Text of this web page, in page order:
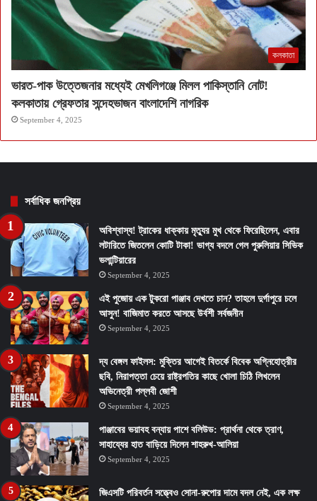
কলকাতা
ভারত-পাক উত্তেজনার মধ্যেই মেখলিগঞ্জে মিলল পাকিস্তানি নোট!
কলকাতায় গ্রেফতার সন্দেহভাজন বাংলাদেশি নাগরিক
September 4, 2025
সর্বাধিক জনপ্রিয়
অবিশ্বাস্য! ট্রাকের ধাক্কায় মৃত্যুর মুখ থেকে ফিরেছিলেন, এবার
লটারিতে জিতলেন কোটি টাকা! ভাগ্য বদলে গেল পুরুলিয়ার সিভিক
ভলান্টিয়ারের
September 4, 2025
এই পুজোয় এক টুকরো পাঞ্জাব দেখতে চান? তাহলে দুর্গাপুরে চলে
আসুন! বাজিমাত করতে আসছে উর্বশী সর্বজনীন
September 4, 2025
দ্য বেঙ্গল ফাইলস: মুক্তির আগেই বিতর্কে বিবেক অগ্নিহোত্রীর
ছবি, নিরাপত্তা চেয়ে রাষ্ট্রপতির কাছে খোলা চিঠি লিখলেন
অভিনেত্রী পল্লবী জোশী
September 4, 2025
পাঞ্জাবের ভয়াবহ বন্যায় পাশে বলিউড: প্রার্থনা থেকে ত্রাণ,
সাহায্যের হাত বাড়িয়ে দিলেন শাহরুখ-আলিয়া
September 4, 2025
জিএসটি পরিবর্তন সত্ত্বেও সোনা-রুপোর দামে বদল নেই, এক লক্ষ